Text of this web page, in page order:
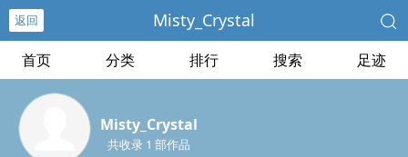
返回 Misty_Crystal
首页 分类 排行 搜索 足迹
Misty_Crystal
共收录 1 部作品